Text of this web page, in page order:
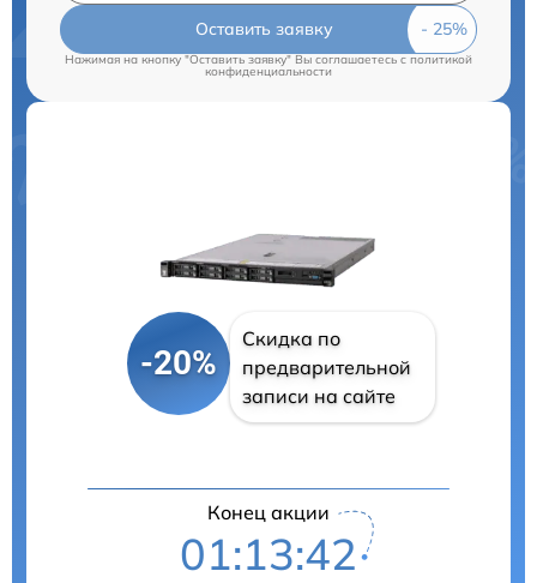
Оставить заявку
Нажимая на кнопку "Оставить заявку" Вы соглашаетесь c политикой
конфиденциальности
-20%
Скидка по
предварительной
записи на сайте
Конец акции
01:13:41